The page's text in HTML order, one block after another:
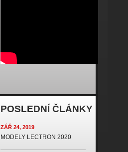
POSLEDNÍ ČLÁNKY
ZÁŘ 24, 2019
MODELY LECTRON 2020